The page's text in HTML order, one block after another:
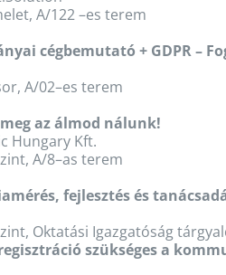
A/122 –es terem
cégbemutató + GDPR
A/02–es terem
meg az álmod nálunk!
Hungary Kft.
A/8–as terem
fejlesztés és
Oktatási Igazgatóság
szükséges a